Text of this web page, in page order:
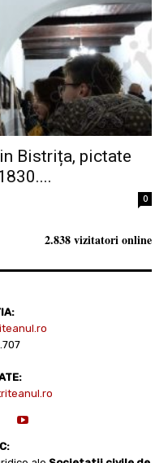
Bistrița, pictate
0
2.838 vizitatori online